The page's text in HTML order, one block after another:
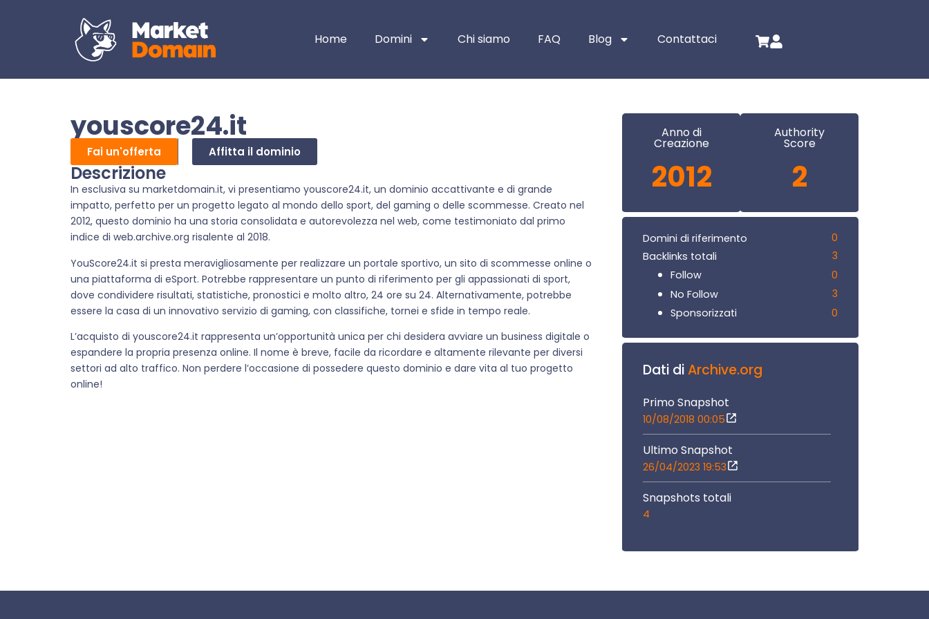
Home Domini Chi siamo FAQ Blog Contattaci
youscore24.it
Fai un'offerta Affitta il dominio
Descrizione
In esclusiva su marketdomain.it, vi presentiamo youscore24.it, un dominio accattivante e di grande
impatto, perfetto per un progetto legato al mondo dello sport, del gaming o delle scommesse. Creato nel
2012, questo dominio ha una storia consolidata e autorevolezza nel web, come testimoniato dal primo
indice di web.archive.org risalente al 2018.
YouScore24.it si presta meravigliosamente per realizzare un portale sportivo, un sito di scommesse online o
una piattaforma di eSport. Potrebbe rappresentare un punto di riferimento per gli appassionati di sport,
dove condividere risultati, statistiche, pronostici e molto altro, 24 ore su 24. Alternativamente, potrebbe
essere la casa di un innovativo servizio di gaming, con classifiche, tornei e sfide in tempo reale.
L’acquisto di youscore24.it rappresenta un’opportunità unica per chi desidera avviare un business digitale o
espandere la propria presenza online. Il nome è breve, facile da ricordare e altamente rilevante per diversi
settori ad alto traffico. Non perdere l’occasione di possedere questo dominio e dare vita al tuo progetto
online!
Anno di
Creazione
2012
Authority
Score
2
Domini di riferimento
0
Backlinks totali
3
Follow
0
No Follow
3
Sponsorizzati
0
Dati diArchive.org
Primo Snapshot
10/08/2018 00:05
Ultimo Snapshot
26/04/2023 19:53
Snapshots totali
4